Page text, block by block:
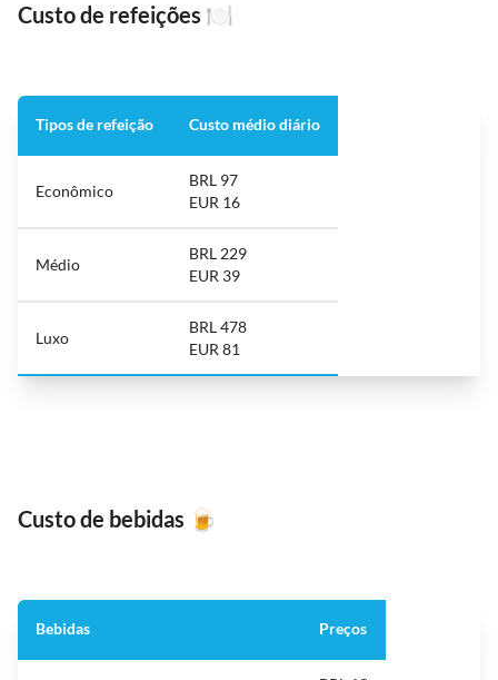
Custo de refeições 🍽️
Tipos de refeição Custo médio diário
Econômico
BRL 97
EUR 16
Médio
BRL 229
EUR 39
Luxo
BRL 478
EUR 81
Custo de bebidas 🍺
Bebidas Preços